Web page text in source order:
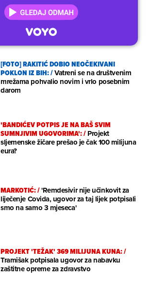
[FOTO] RAKITIĆ DOBIO NEOČEKIVANI
POKLON IZ BIH:/Vatreni se na društvenim
mrežama pohvalio novim i vrlo posebnim
darom
'BANDIĆEV POTPIS JE NA BAŠ SVIM
SUMNJIVIM UGOVORIMA':/Projekt
sljemenske žičare prešao je čak 100 milijuna
eura?
MARKOTIĆ:/'Remdesivir nije učinkovit za
liječenje Covida, ugovor za taj lijek potpisali
smo na samo 3 mjeseca'
PROJEKT 'TEŽAK' 369 MILIJUNA KUNA:/
Tramišak potpisala ugovor za nabavku
zaštitne opreme za zdravstvo